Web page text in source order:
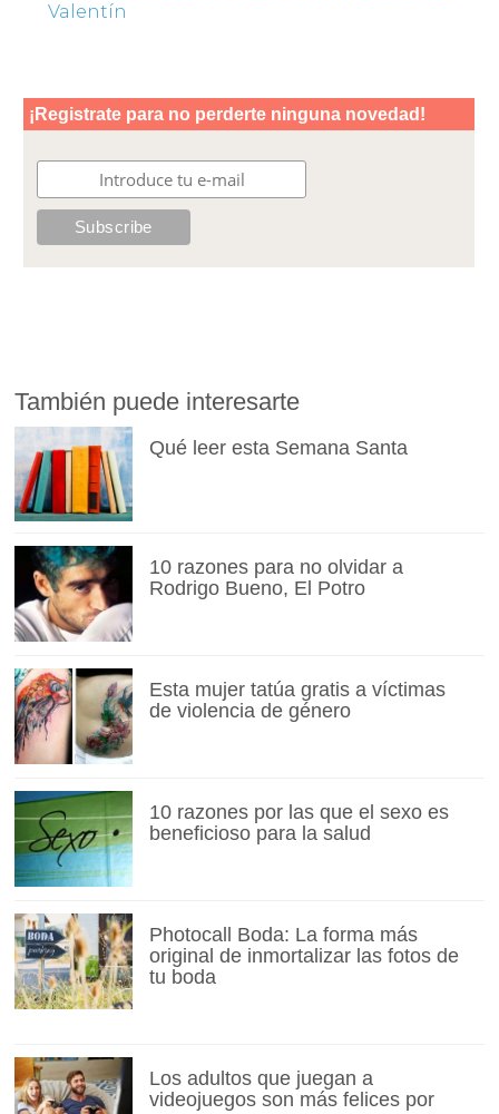
Valentín
También puede interesarte
Qué leer esta Semana Santa
10 razones para no olvidar a
Rodrigo Bueno, El Potro
Esta mujer tatúa gratis a víctimas
de violencia de género
10 razones por las que el sexo es
beneficioso para la salud
Photocall Boda: La forma más
original de inmortalizar las fotos de
tu boda
Los adultos que juegan a
videojuegos son más felices por